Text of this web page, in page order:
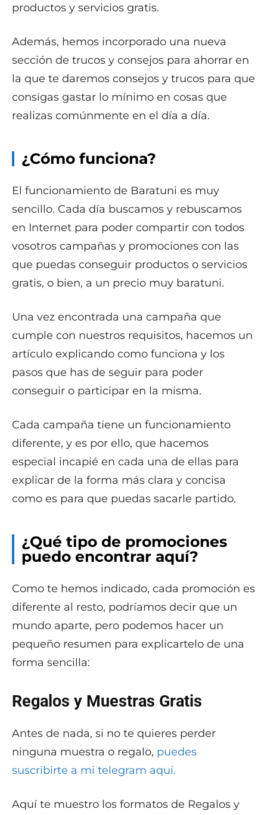
productos y servicios gratis.
Además, hemos incorporado una nueva
sección de trucos y consejos para ahorrar en
la que te daremos consejos y trucos para que
consigas gastar lo mínimo en cosas que
realizas comúnmente en el día a día.
¿Cómo funciona?
El funcionamiento de Baratuni es muy
sencillo. Cada día buscamos y rebuscamos
en Internet para poder compartir con todos
vosotros campañas y promociones con las
que puedas conseguir productos o servicios
gratis, o bien, a un precio muy baratuni.
Una vez encontrada una campaña que
cumple con nuestros requisitos, hacemos un
artículo explicando como funciona y los
pasos que has de seguir para poder
conseguir o participar en la misma.
Cada campaña tiene un funcionamiento
diferente, y es por ello, que hacemos
especial incapié en cada una de ellas para
explicar de la forma más clara y concisa
como es para que puedas sacarle partido.
¿Qué tipo de promociones
puedo encontrar aquí?
Como te hemos indicado, cada promoción es
diferente al resto, podríamos decir que un
mundo aparte, pero podemos hacer un
pequeño resumen para explicartelo de una
forma sencilla:
Regalos y Muestras Gratis
Antes de nada, si no te quieres perder
ninguna muestra o regalo, puedes
suscribirte a mi telegram aquí.
Aquí te muestro los formatos de Regalos y